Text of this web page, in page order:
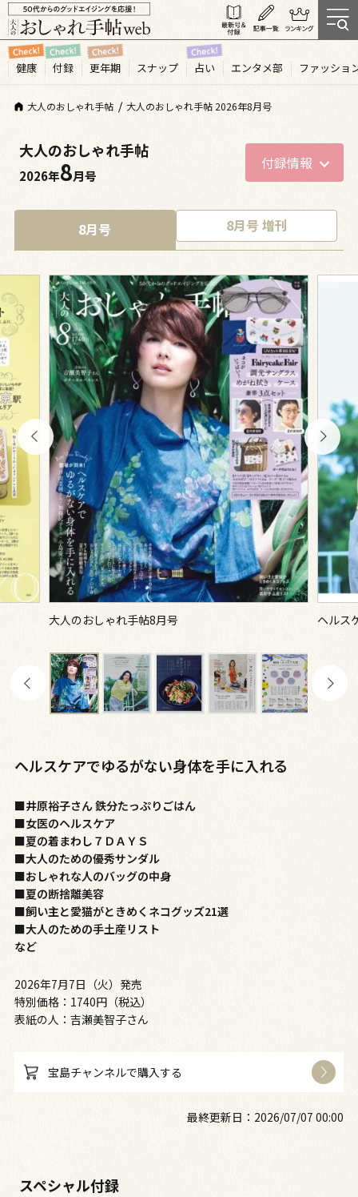
健康 付録 更年期 スナップ 占い エンタメ部 ファッショ
大人のおしゃれ手帖 大人のおしゃれ手帖 2026年8月号
大人のおしゃれ手帖
2026年8月号
付録情報
8月号 8月号 増刊
大人のおしゃれ手帖8月号 ヘルス
ヘルスケアでゆるがない身体を手に入れる
■井原裕子さん 鉄分たっぷりごはん
■女医のヘルスケア
■夏の着まわし７ＤＡＹＳ
■大人のための優秀サンダル
■おしゃれな人のバッグの中身
■夏の断捨離美容
■飼い主と愛猫がときめくネコグッズ21選
■大人のための手土産リスト
など
2026年7月7日（火）発売
特別価格：1740円（税込）
表紙の人：吉瀬美智子さん
宝島チャンネルで購入する
最終更新日： 2026/07/07 00:00
スペシャル付録